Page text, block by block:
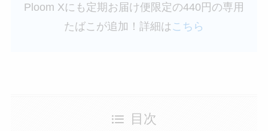
Ploom Xにも定期お届け便限定の440円の専用
たばこが追加！詳細は こちら
目次